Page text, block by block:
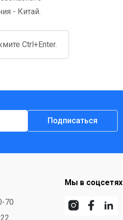
- Китай.
Ctrl+Enter.
Подписаться
70
Мы в соцсетях